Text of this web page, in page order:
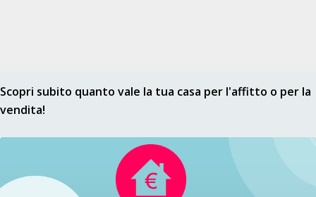
Scopri subito quanto vale la tua casa per l'affitto o per la
vendita!